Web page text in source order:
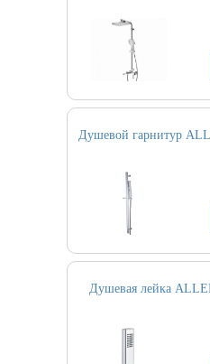
Душевой гарнитур
Душевая лейка